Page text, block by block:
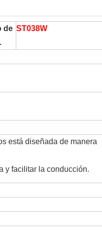
de ST038W
está diseñada de manera
y facilitar la conducción.